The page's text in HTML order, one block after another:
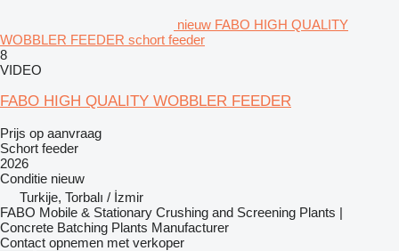
nieuw FABO HIGH QUALITY
WOBBLER FEEDER schort feeder
8
VIDEO
FABO HIGH QUALITY WOBBLER FEEDER
Prijs op aanvraag
Schort feeder
2026
Conditie nieuw
Turkije, Torbalı / İzmir
FABO Mobile & Stationary Crushing and Screening Plants |
Concrete Batching Plants Manufacturer
Contact opnemen met verkoper